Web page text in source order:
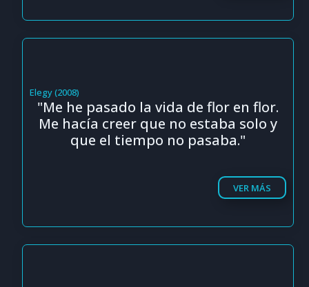
Elegy (2008)
"Me he pasado la vida de flor en flor.
Me hacía creer que no estaba solo y
que el tiempo no pasaba."
VER MÁS